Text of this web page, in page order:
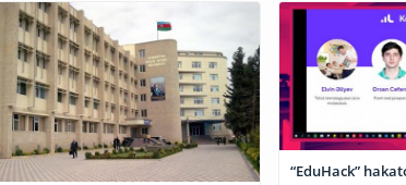
“EduHack”